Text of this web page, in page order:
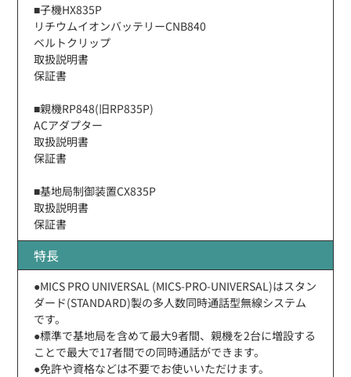
■子機HX835P
リチウムイオンバッテリーCNB840
ベルトクリップ
取扱説明書
保証書
■親機RP848(旧RP835P)
ACアダプター
取扱説明書
保証書
■基地局制御装置CX835P
取扱説明書
保証書
特長
●MICS PRO UNIVERSAL (MICS-PRO-UNIVERSAL)はスタン
ダード(STANDARD)製の多人数同時通話型無線システム
です。
●標準で基地局を含めて最大9者間、親機を2台に増設する
ことで最大で17者間での同時通話ができます。
●免許や資格などは不要でお使いいただけます。